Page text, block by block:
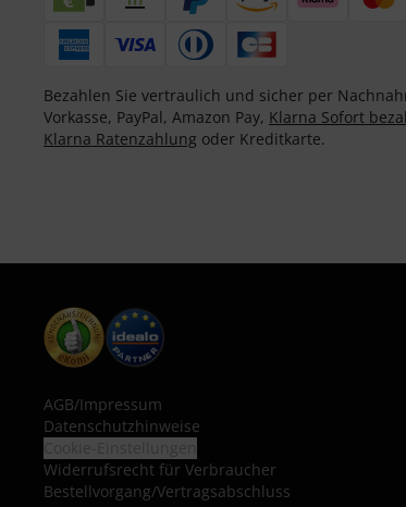
Bezahlen Sie vertraulich und sicher per
Vorkasse, PayPal, Amazon Pay, Klarna Sofort
Klarna Ratenzahlung oder Kreditkarte.
AGB/Impressum
Datenschutzhinweise
Widerrufsrecht für Verbraucher
Bestellvorgang/Vertragsabschluss